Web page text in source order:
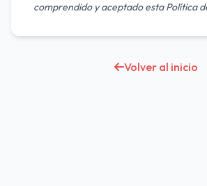
comprendido y aceptado esta Política
Volver al inicio